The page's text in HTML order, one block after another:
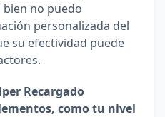
bien no puedo
personalizada del
su efectividad puede
Recargado
como tu nivel